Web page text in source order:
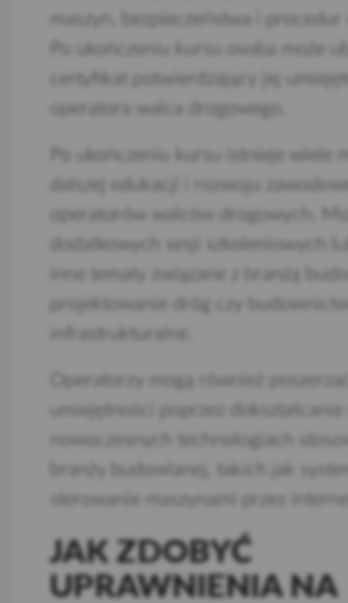
maszyn, bezpieczeństwa i procedur
certyfikat potwierdzający jej
operatora walca drogowego.
Po ukończeniu kursu istnieje wiele
dalszej edukacji i rozwoju
operatorów walców drogowych.
dodatkowych sesji szkoleniowych
inne tematy związane z branżą
projektowanie dróg czy
infrastrukturalne.
Operatorzy mogą również
umiejętności poprzez dokształcanie
nowoczesnych technologiach
branży budowlanej, takich jak
sterowanie maszynami przez
JAK ZDOBYĆ
UPRAWNIENIA NA